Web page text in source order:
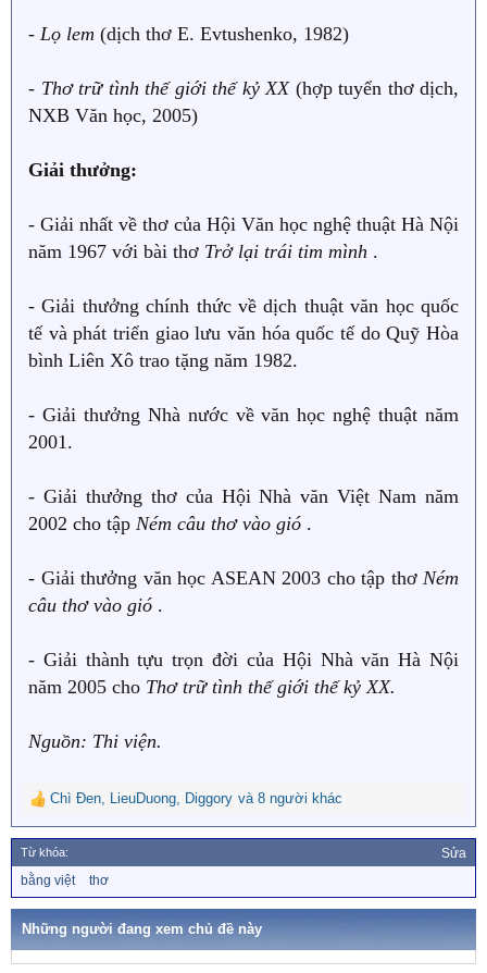
- Lọ lem (dịch thơ E. Evtushenko, 1982)
- Thơ trữ tình thế giới thế kỷ XX(hợp tuyển thơ dịch,
NXB Văn học, 2005)
Giải thưởng:
- Giải nhất về thơ của Hội Văn học nghệ thuật Hà Nội
năm 1967 với bài thơ Trở lại trái tim mình .
- Giải thưởng chính thức về dịch thuật văn học quốc
tế và phát triển giao lưu văn hóa quốc tế do Quỹ Hòa
bình Liên Xô trao tặng năm 1982.
- Giải thưởng Nhà nước về văn học nghệ thuật năm
2001.
- Giải thưởng thơ của Hội Nhà văn Việt Nam năm
2002 cho tập Ném câu thơ vào gió .
- Giải thưởng văn học ASEAN 2003 cho tập thơ Ném
câu thơ vào gió .
- Giải thành tựu trọn đời của Hội Nhà văn Hà Nội
năm 2005 cho Thơ trữ tình thế giới thế kỷ XX.
Nguồn: Thi viện.
R
e
a
c
t
o
s
Chì Đen, LieuDuong, Diggory và 8 người khác
Từ khóa: Sửa
ừ
k
bằng việt thơ
Những người đang xem chủ đề này